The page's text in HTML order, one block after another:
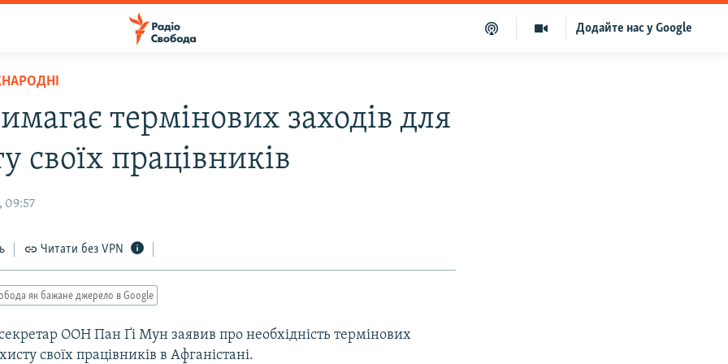
Додайте нас у Google
термінових заходів для
своїх працівників
09:57
Читати без VPN
як бажане джерело в Google
ООН Пан Ґі Мун заявив про необхідність термінових
своїх працівників в Афганістані.